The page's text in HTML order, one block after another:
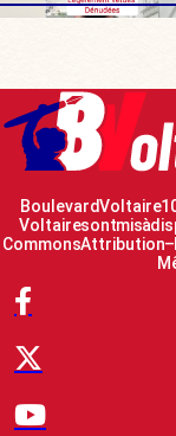
Boulevard Voltaire
Voltaire sont mis à
Commons Attribution –